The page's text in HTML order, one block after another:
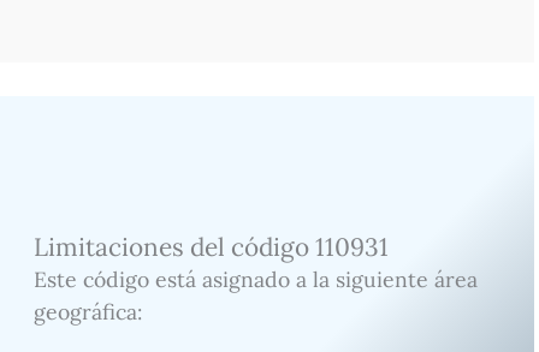
Limitaciones del código 110931
Este código está asignado a la siguiente área
geográfica: